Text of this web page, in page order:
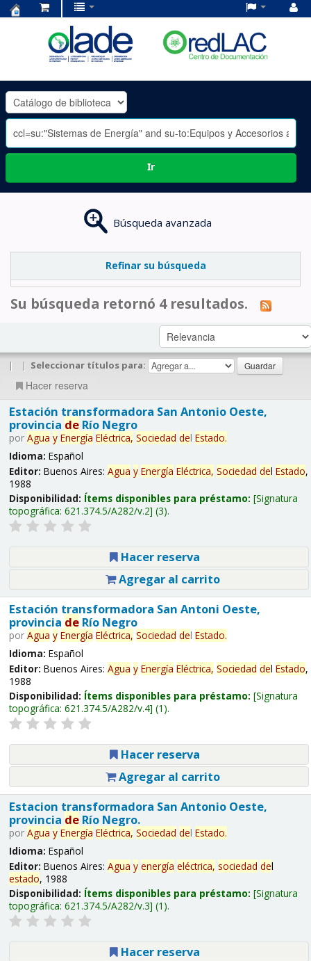
OLADE
-
Ir
Búsqueda avanzada
Refinar su búsqueda
Su búsqueda retornó 4 resultados.
| | Seleccionar títulos para:
Hacer reserva
Estación transformadora San Antonio Oeste,
provincia deRío Negro
por Agua y Energía Eléctrica, Sociedad del Estado.
Idioma: Español
Editor: Buenos Aires: Agua y Energía Eléctrica, Sociedad del Estado,
1988
Disponibilidad: Ítems disponibles para préstamo: Signatura
topográfica: 621.374.5/A282/v.2 (3).
Hacer reserva
Agregar al carrito
Estación transformadora San Antoni Oeste,
provincia deRío Negro
por Agua y Energía Eléctrica, Sociedad del Estado.
Idioma: Español
Editor: Buenos Aires: Agua y Energía Eléctrica, Sociedad del Estado,
1988
Disponibilidad: Ítems disponibles para préstamo: Signatura
topográfica: 621.374.5/A282/v.4 (1).
Hacer reserva
Agregar al carrito
Estacion transformadora San Antonio Oeste,
provincia deRío Negro.
por Agua y Energía Eléctrica, Sociedad del Estado.
Idioma: Español
Editor: Buenos Aires: Agua y energía eléctrica, sociedad del
estado, 1988
Disponibilidad: Ítems disponibles para préstamo: Signatura
topográfica: 621.374.5/A282/v.3 (1).
Hacer reserva